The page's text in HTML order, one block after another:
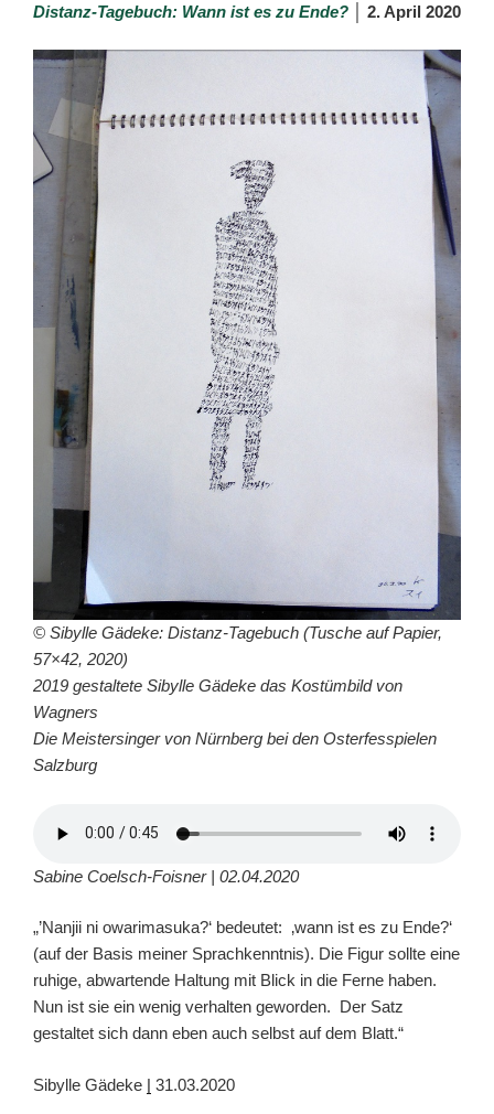
Distanz-Tagebuch: Wann ist es zu Ende? │ 2. April 2020
© Sibylle Gädeke: Distanz-Tagebuch (Tusche auf Papier,
57×42, 2020)
2019 gestaltete Sibylle Gädeke das Kostümbild von
Wagners
Die Meistersinger von Nürnberg bei den Osterfesspielen
Salzburg
Sabine Coelsch-Foisner | 02.04.2020
„’Nanjii ni owarimasuka?‘ bedeutet: ‚wann ist es zu Ende?‘
(auf der Basis meiner Sprachkenntnis). Die Figur sollte eine
ruhige, abwartende Haltung mit Blick in die Ferne haben.
Nun ist sie ein wenig verhalten geworden. Der Satz
gestaltet sich dann eben auch selbst auf dem Blatt.“
Sibylle Gädeke | 31.03.2020